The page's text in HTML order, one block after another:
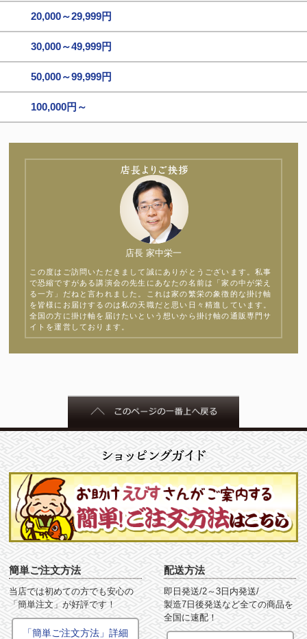
20,000～29,999円
30,000～49,999円
50,000～99,999円
100,000円～
店長 家中栄一
この度はご訪問いただきまして誠にありがとうございます。私事
で恐縮ですがある講演会の先生にあなたの名前は「家の中が栄え
る一方」だねと言われました。これは家の繁栄の象徴的な掛け軸
を皆様にお届けするのは私の天職だと思い日々精進しています。
全国の方に掛け軸を届けたいという想いから掛け軸の通販専門サ
イトを運営しております。
簡単ご注文方法
当店では初めての方でも安心の
「簡単注文」が好評です！
「簡単ご注文方法」詳細
配送方法
即日発送/2～3日内発送/
製造7日後発送など全ての商品を
全国に速配！